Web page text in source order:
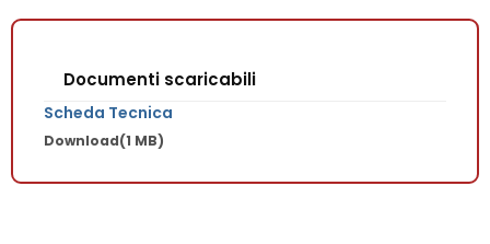
Documenti scaricabili
Scheda Tecnica
Download(1 MB)